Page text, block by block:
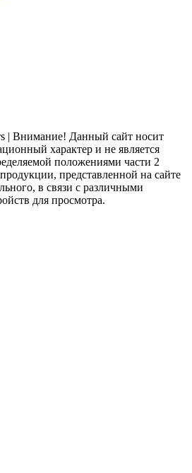
| Внимание! Данный сайт носит
характер и не является
положениями части 2
представленной на сайте
в связи с различными
для просмотра.